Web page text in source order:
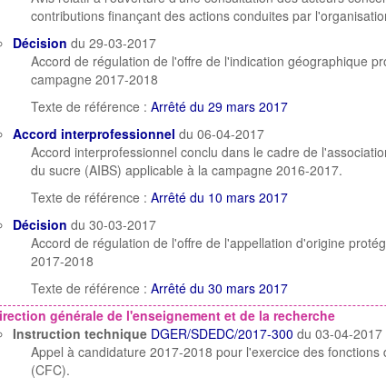
contributions finançant des actions conduites par
Décision du 29-03-2017
Accord de régulation de l'offre de l'indication géographique
campagne 2017-2018
Texte de référence : Arrêté du 29 mars 2017
Accord interprofessionnel du 06-04-2017
Accord interprofessionnel conclu dans le cadre de
du sucre (AIBS) applicable à la campagne 2016-2017.
Texte de référence : Arrêté du 10 mars 2017
Décision du 30-03-2017
Accord de régulation de l'offre de l'appellation d'origine
2017-2018
Texte de référence : Arrêté du 30 mars 2017
générale de l'enseignement et de la recherche
Instruction technique DGER/SDEDC/2017-300 du 03-04-2017
Appel à candidature 2017-2018 pour l'exercice des
(CFC).